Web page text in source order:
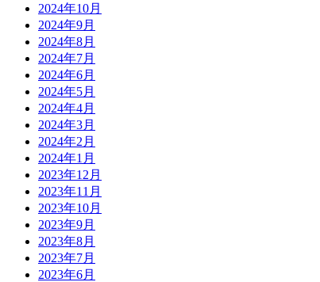
2024年10月
2024年9月
2024年8月
2024年7月
2024年6月
2024年5月
2024年4月
2024年3月
2024年2月
2024年1月
2023年12月
2023年11月
2023年10月
2023年9月
2023年8月
2023年7月
2023年6月